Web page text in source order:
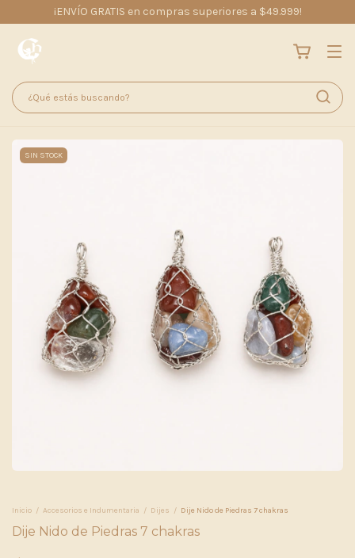
¡ENVÍO GRATIS en compras superiores a $49.999!
SIN STOCK
Inicio / Accesorios e Indumentaria / Dijes / Dije Nido de Piedras 7 chakras
Dije Nido de Piedras 7 chakras